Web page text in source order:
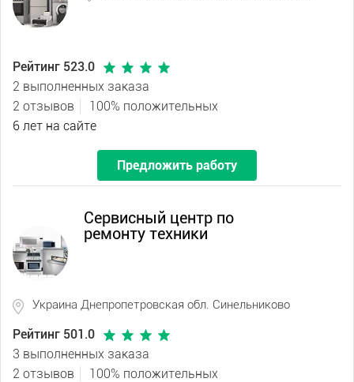
Рейтинг 523.0
2 выполненных заказа
2 отзывов
100% положительных
6 лет на сайте
Предложить работу
Сервисный центр по
ремонту техники
Украина Днепропетровская обл. Синельниково
Рейтинг 501.0
3 выполненных заказа
2 отзывов
100% положительных